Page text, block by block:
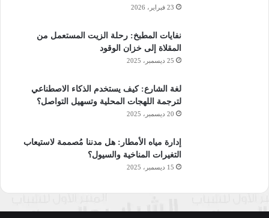
23 فبراير، 2026
نفايات المطبخ: رحلة الزيت المستعمل من
المقلاة إلى خزان الوقود
25 ديسمبر، 2025
لغة الشارع: كيف يستخدم الذكاء الاصطناعي
لترجمة اللهجات المحلية وتسهيل التواصل؟
20 ديسمبر، 2025
إدارة مياه الأمطار: هل مدننا مُصممة لاستيعاب
التغيرات المناخية والسيول؟
15 ديسمبر، 2025